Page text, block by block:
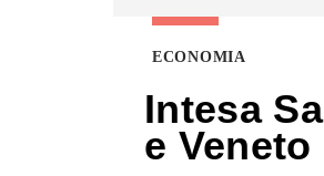
ECONOMIA
Intesa
e